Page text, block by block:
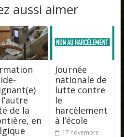
aussi aimer
de la
en
Journée
nationale de
lutte contre
le
harcèlement
à l’école
17 novembre